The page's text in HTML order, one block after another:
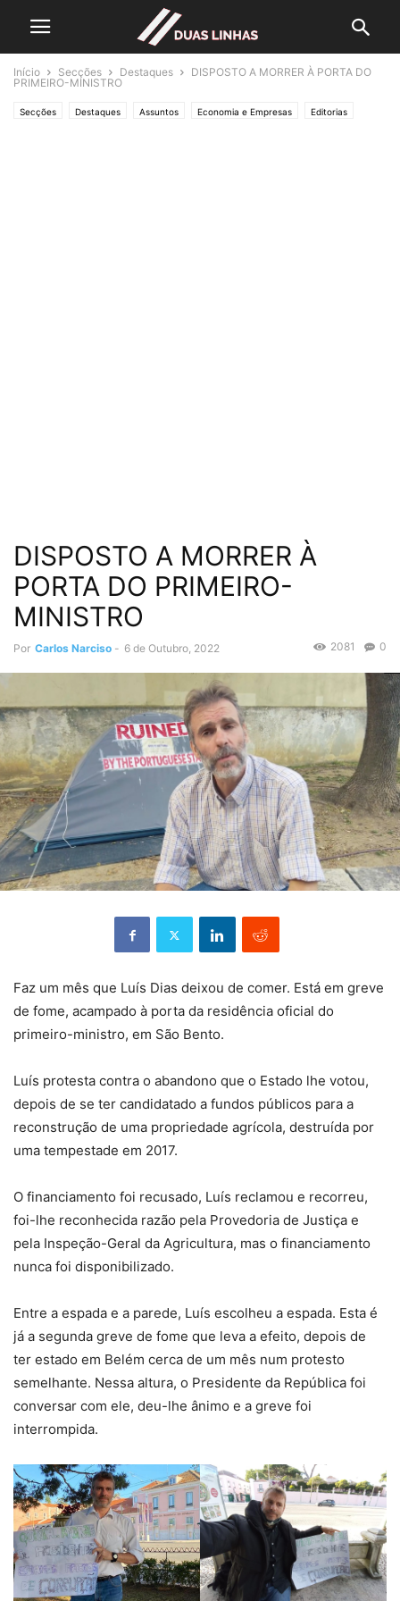
Início Secções Destaques
DISPOSTO A MORRER À PORTA DO
PRIMEIRO-MINISTRO
Secções Destaques Assuntos Economia e Empresas Editorias
DISPOSTO A MORRER À
PORTA DO PRIMEIRO-
MINISTRO
Por Carlos Narciso - 6 de Outubro, 2022 0
2081
Faz um mês que Luís Dias deixou de comer. Está em greve
de fome, acampado à porta da residência oficial do
primeiro-ministro, em São Bento.
Luís protesta contra o abandono que o Estado lhe votou,
depois de se ter candidatado a fundos públicos para a
reconstrução de uma propriedade agrícola, destruída por
uma tempestade em 2017.
O financiamento foi recusado, Luís reclamou e recorreu,
foi-lhe reconhecida razão pela Provedoria de Justiça e
pela Inspeção-Geral da Agricultura, mas o financiamento
nunca foi disponibilizado.
Entre a espada e a parede, Luís escolheu a espada. Esta é
já a segunda greve de fome que leva a efeito, depois de
ter estado em Belém cerca de um mês num protesto
semelhante. Nessa altura, o Presidente da República foi
conversar com ele, deu-lhe ânimo e a greve foi
interrompida.